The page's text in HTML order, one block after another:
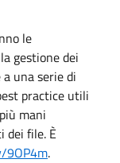
le
gestione dei
una serie di
practice utili
mani
dei file. È
9OP4m.